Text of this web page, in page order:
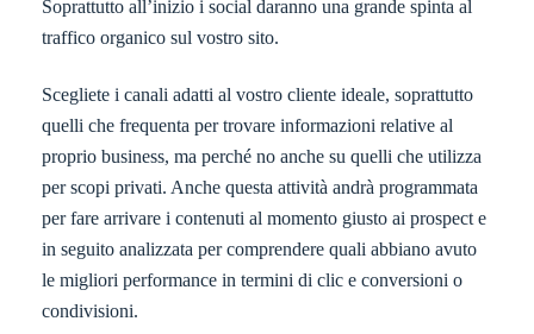
Soprattutto all’inizio i social daranno una grande spinta al
traffico organico sul vostro sito.
Scegliete i canali adatti al vostro cliente ideale, soprattutto
quelli che frequenta per trovare informazioni relative al
proprio business, ma perché no anche su quelli che utilizza
per scopi privati. Anche questa attività andrà programmata
per fare arrivare i contenuti al momento giusto ai prospect e
in seguito analizzata per comprendere quali abbiano avuto
le migliori performance in termini di clic e conversioni o
condivisioni.